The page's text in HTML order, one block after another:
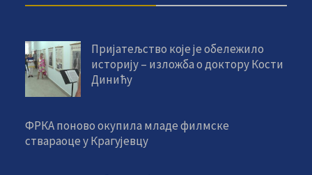
Пријатељство које је обележило
историју – изложба о доктору Кости
Динићу
ФРКА поново окупила младе филмске
ствараоце у Крагујевцу